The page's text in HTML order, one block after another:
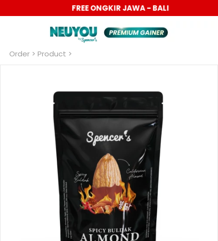
PROMO 6.6 BIG SALE DISC UP TO 40%
Order > Product >